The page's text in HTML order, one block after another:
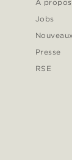
À
Jobs
Presse
RSE